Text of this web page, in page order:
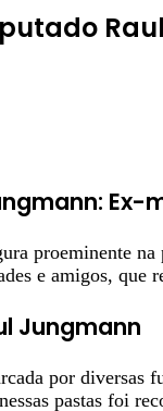
Ex-
proeminente
e amigos, que
Jungmann
por diversas
pastas foi